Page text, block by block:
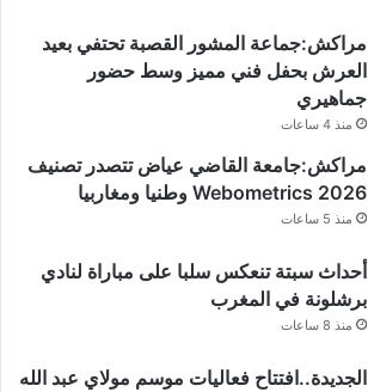
مراكش:جماعة المشور القصبة تحتفي بعيد
العرش بحفل فني مميز وسط حضور
جماهيري
منذ 4 ساعات
مراكش:جامعة القاضي عياض تتصدر تصنيف
Webometrics 2026 وطنيا ومغاربيا
منذ 5 ساعات
أحداث سبتة تنعكس سلبا على مباراة لنادي
برشلونة في المغرب
منذ 8 ساعات
الجديدة..افتتاح فعاليات موسم مولاي عبد الله